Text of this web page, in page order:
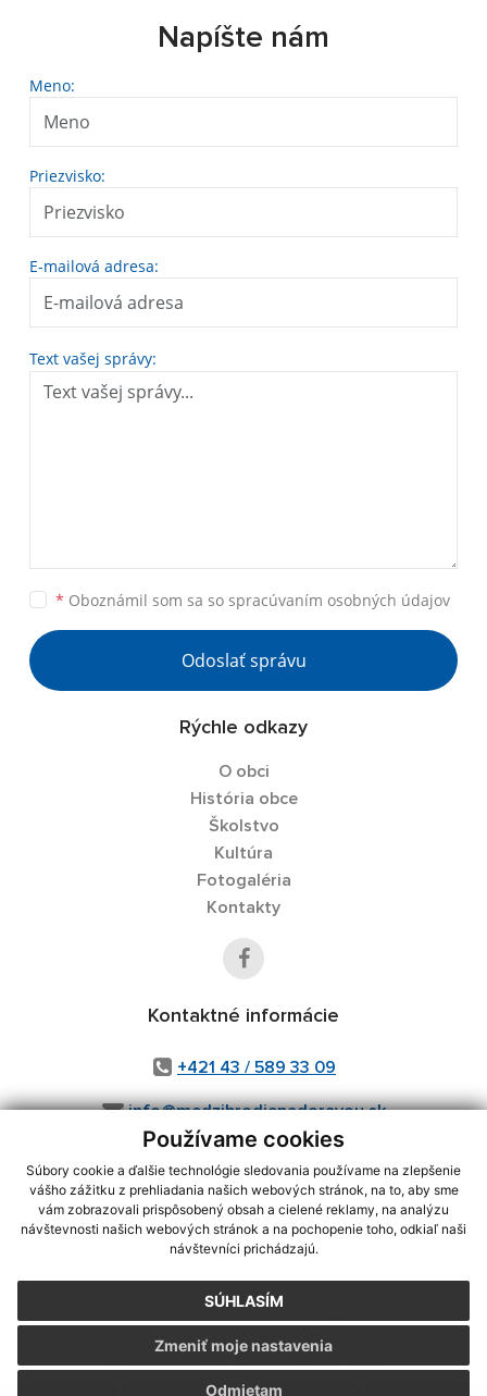
Používame cookies
Súbory cookie a ďalšie technológie sledovania používame na zlepšenie
vášho zážitku z prehliadania našich webových stránok, na to, aby sme
vám zobrazovali prispôsobený obsah a cielené reklamy, na analýzu
návštevnosti našich webových stránok a na pochopenie toho, odkiaľ naši
návštevníci prichádzajú.
SÚHLASÍM
Odmietam
Zmeniť moje nastavenia
Napíšte nám
Meno:
Priezvisko:
E-mailová adresa:
Text vašej správy:
* Oboznámil som sa so spracúvaním osobných údajov
Odoslať správu
Rýchle odkazy
O obci
História obce
Školstvo
Kultúra
Fotogaléria
Kontakty
Kontaktné informácie
+421 43 / 589 33 09
info@medzibrodienadoravou.sk
využite možnosť získavania aktuálnych informácií s využitím RSS
CMS systém (redakčný) systém ECHELON 2,Mapa stránok,web portál
webex.digital, s.r.o.,domény,registrácia domény
Posledná aktualizácia:04.08.2026
Vytlačiť stránku|Vyhlásenie o prístupnosti